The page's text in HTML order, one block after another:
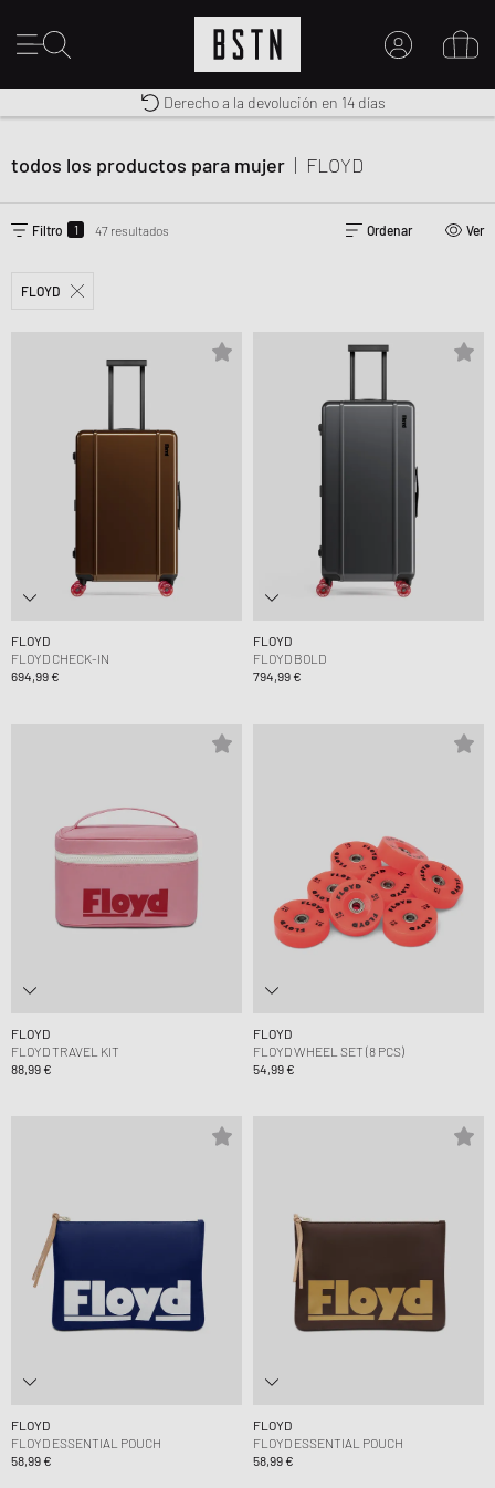
MI CUENTA
Envío gratuito a España desde € 100
Premium Sportswear
Derecho a la devolución en 14 días
todos los productos para mujer | FLOYD
Filtro 1 47 resultados Ordenar Ver
FLOYD
FLOYD
FLOYD CHECK-IN
694,99 €
FLOYD
FLOYD BOLD
794,99 €
FLOYD
FLOYD TRAVEL KIT
88,99 €
FLOYD
FLOYD WHEEL SET (8 PCS)
54,99 €
FLOYD
FLOYD ESSENTIAL POUCH
58,99 €
FLOYD
FLOYD ESSENTIAL POUCH
58,99 €